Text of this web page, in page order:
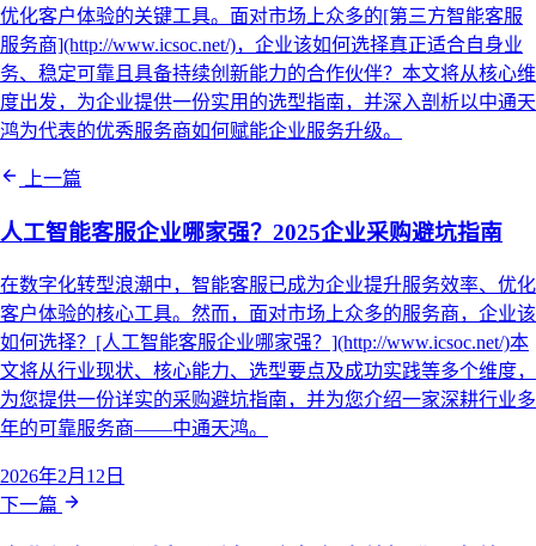
优化客户体验的关键工具。面对市场上众多的[第三方智能客服
服务商](http://www.icsoc.net/)，企业该如何选择真正适合自身业
务、稳定可靠且具备持续创新能力的合作伙伴？本文将从核心维
度出发，为企业提供一份实用的选型指南，并深入剖析以中通天
鸿为代表的优秀服务商如何赋能企业服务升级。
上一篇
人工智能客服企业哪家强？2025企业采购避坑指南
在数字化转型浪潮中，智能客服已成为企业提升服务效率、优化
客户体验的核心工具。然而，面对市场上众多的服务商，企业该
如何选择？[人工智能客服企业哪家强？](http://www.icsoc.net/)本
文将从行业现状、核心能力、选型要点及成功实践等多个维度，
为您提供一份详实的采购避坑指南，并为您介绍一家深耕行业多
年的可靠服务商——中通天鸿。
2026年2月12日
下一篇